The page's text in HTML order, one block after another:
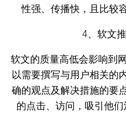
性强、传播快，且比较
4、软文
软文的质量高低会影响到
以需要撰写与用户相关的
确的观点及解决措施的要
的点击、访问，吸引他